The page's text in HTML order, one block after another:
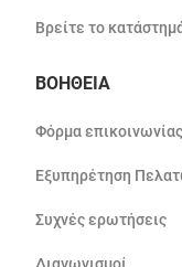
Βρείτε το
ΒΟΗΘΕΙΑ
Φόρμα επικοινωνίας
Εξυπηρέτηση
Συχνές ερωτήσεις